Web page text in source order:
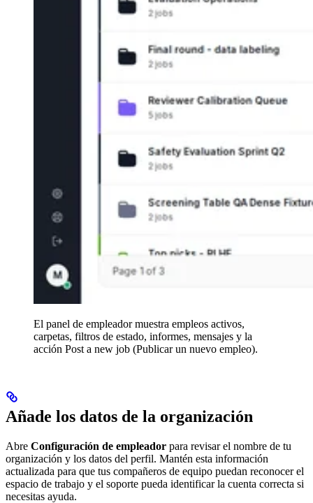
El panel de empleador muestra empleos activos,
carpetas, filtros de estado, informes, mensajes y la
acción Post a new job (Publicar un nuevo empleo).
Añade los datos de la organización
Abre Configuración de empleador para revisar el nombre de tu
organización y los datos del perfil. Mantén esta información
actualizada para que tus compañeros de equipo puedan reconocer el
espacio de trabajo y el soporte pueda identificar la cuenta correcta si
necesitas ayuda.